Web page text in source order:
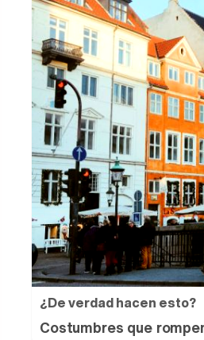
¿De verdad hacen esto?
Costumbres que